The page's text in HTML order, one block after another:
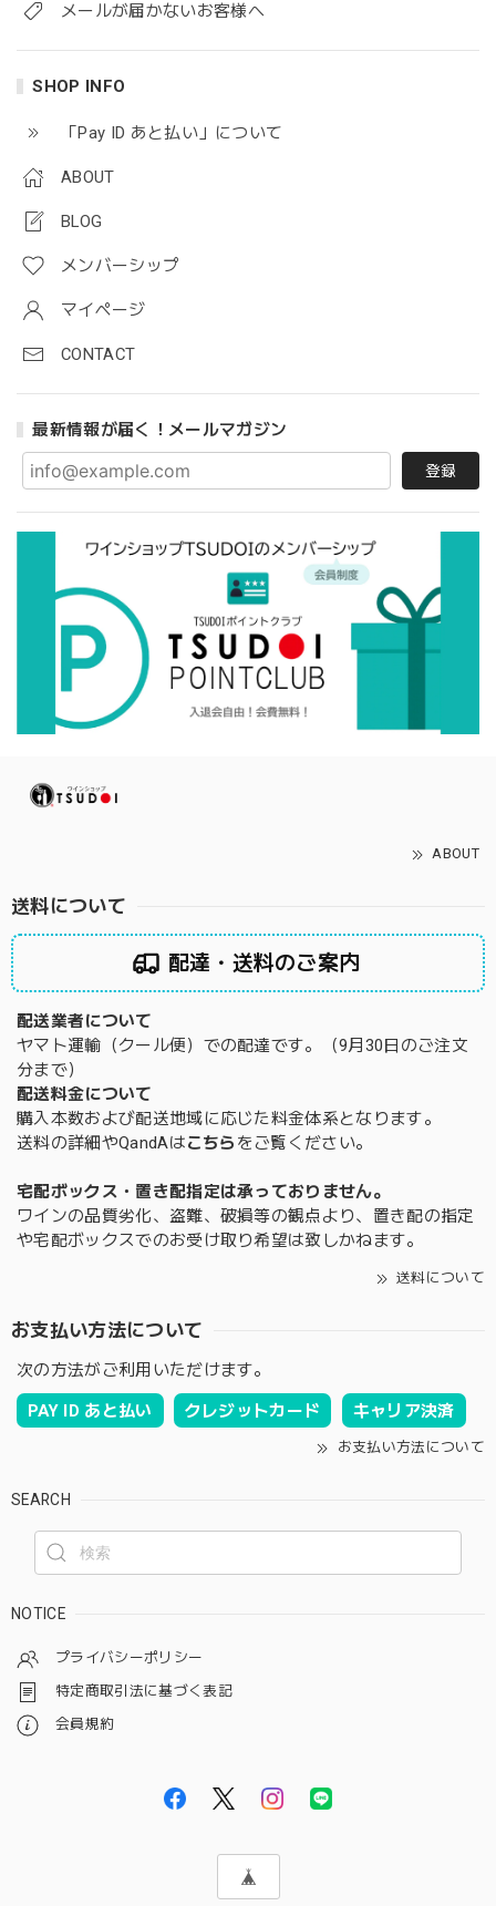
メールが届かないお客様へ
SHOP INFO
「Pay ID あと払い」について
ABOUT
BLOG
メンバーシップ
マイページ
CONTACT
最新情報が届く！メールマガジン
登録
ABOUT
送料について
配達・送料のご案内
配送業者について
ヤマト運輸（クール便）での配達です。（9月30日のご注文
分まで）
配送料金について
購入本数および配送地域に応じた料金体系となります。
送料の詳細やQandAはこちら をご覧ください。
宅配ボックス・置き配指定は承っておりません。
ワインの品質劣化、盗難、破損等の観点より、置き配の指定
や宅配ボックスでのお受け取り希望は致しかねます。
送料について
お支払い方法について
次の方法がご利用いただけます。
PAY ID あと払い クレジットカード キャリア決済
お支払い方法について
SEARCH
NOTICE
プライバシーポリシー
特定商取引法に基づく表記
会員規約